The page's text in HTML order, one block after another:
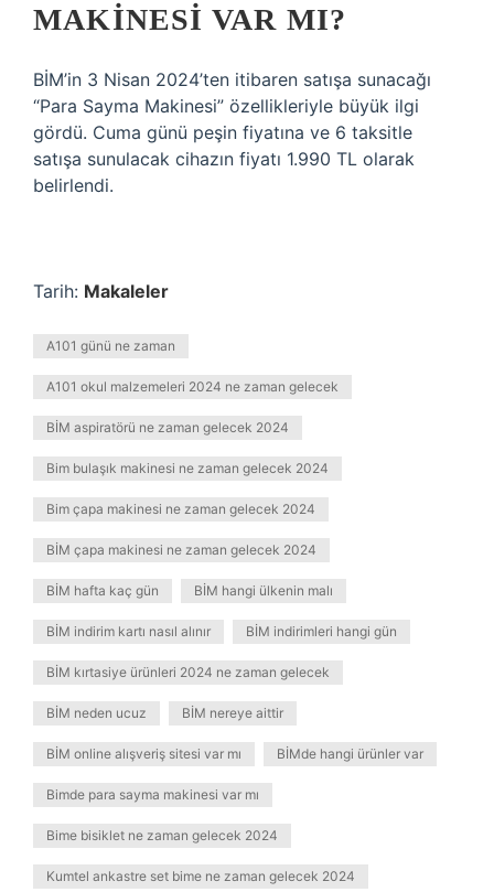
MAKINESI VAR MI?
BİM’in 3 Nisan 2024’ten itibaren satışa sunacağı
“Para Sayma Makinesi” özellikleriyle büyük ilgi
gördü. Cuma günü peşin fiyatına ve 6 taksitle
satışa sunulacak cihazın fiyatı 1.990 TL olarak
belirlendi.
Tarih: Makaleler
A101 günü ne zaman
A101 okul malzemeleri 2024 ne zaman gelecek
BİM aspiratörü ne zaman gelecek 2024
Bim bulaşık makinesi ne zaman gelecek 2024
Bim çapa makinesi ne zaman gelecek 2024
BİM çapa makinesi ne zaman gelecek 2024
BİM hafta kaç gün BİM hangi ülkenin malı
BİM indirim kartı nasıl alınır BİM indirimleri hangi gün
BİM kırtasiye ürünleri 2024 ne zaman gelecek
BİM neden ucuz BİM nereye aittir
BİM online alışveriş sitesi var mı BİMde hangi ürünler var
Bimde para sayma makinesi var mı
Bime bisiklet ne zaman gelecek 2024
Kumtel ankastre set bime ne zaman gelecek 2024